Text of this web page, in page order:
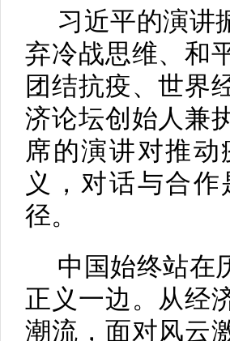
习近平的演讲
弃冷战思维、和
团结抗疫、世界
济论坛创始人兼
席的演讲对推
义，对话与合
径。
中国始终站在
正义一边。从经
潮流，面对风云